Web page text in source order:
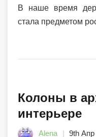
В наше время
стала предметом
Колоны в
интерьере
Alena 9th Апр